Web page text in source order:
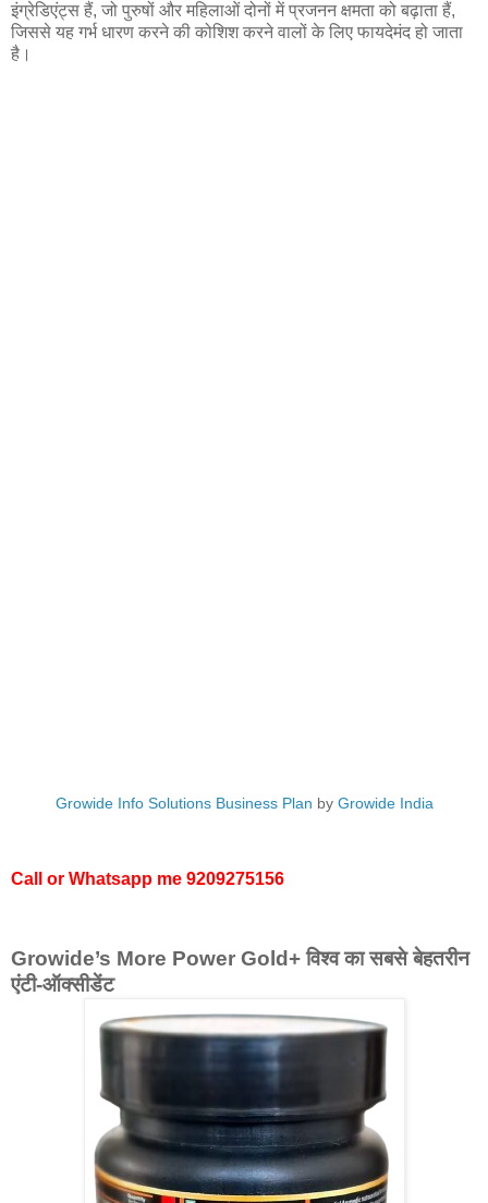
इंग्रेडिएंट्स हैं, जो पुरुषों और महिलाओं दोनों में प्रजनन क्षमता को बढ़ाता हैं,
जिससे यह गर्भ धारण करने की कोशिश करने वालों के लिए फायदेमंद हो जाता
है।
Growide Info Solutions Business Plan by Growide India
Call or Whatsapp me 9209275156
Growide’s More Power Gold+ विश्व का सबसे बेहतरीन
एंटी-ऑक्सीडेंट